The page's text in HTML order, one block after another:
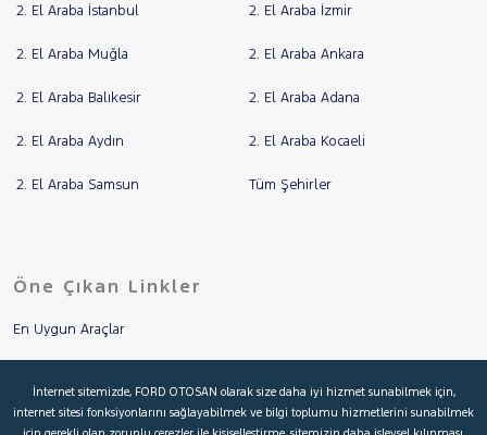
2. El Araba İstanbul 2. El Araba İzmir
2. El Araba Muğla 2. El Araba Ankara
2. El Araba Balıkesir 2. El Araba Adana
2. El Araba Aydın 2. El Araba Kocaeli
2. El Araba Samsun Tüm Şehirler
Öne Çıkan Linkler
En Uygun Araçlar
İkinci El Garanti
İnternet sitemizde, FORD OTOSAN olarak size daha iyi hizmet sunabilmek için,
internet sitesi fonksiyonlarını sağlayabilmek ve bilgi toplumu hizmetlerini sunabilmek